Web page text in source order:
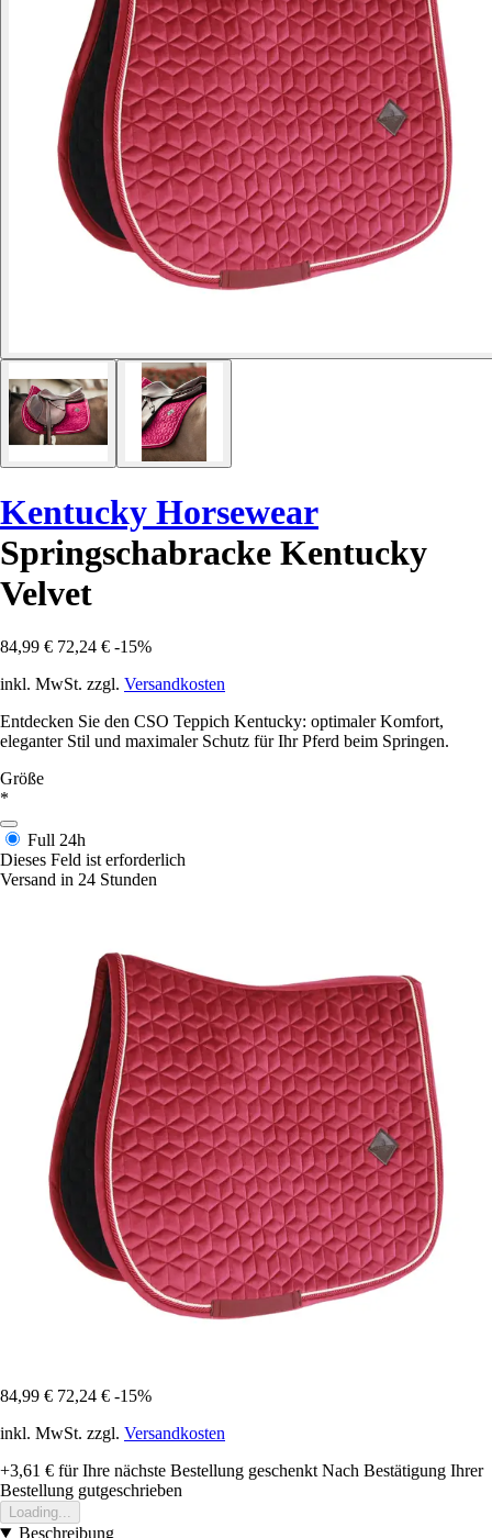
Kentucky Horsewear
Springschabracke Kentucky
Velvet
84,99 € 72,24 € -15%
inkl. MwSt. zzgl. Versandkosten
Entdecken Sie den CSO Teppich Kentucky: optimaler Komfort,
eleganter Stil und maximaler Schutz für Ihr Pferd beim Springen.
Größe
*
Full 24h
Dieses Feld ist erforderlich
Versand in 24 Stunden
84,99 € 72,24 € -15%
inkl. MwSt. zzgl. Versandkosten
+3,61 € für Ihre nächste Bestellung geschenkt Nach Bestätigung Ihrer
Bestellung gutgeschrieben
Loading...
Beschreibung